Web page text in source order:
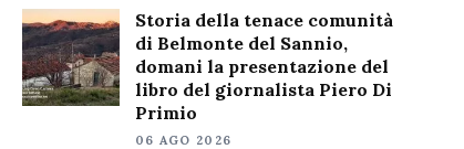
Storia della tenace comunità
di Belmonte del Sannio,
domani la presentazione del
libro del giornalista Piero Di
Primio
06 AGO 2026